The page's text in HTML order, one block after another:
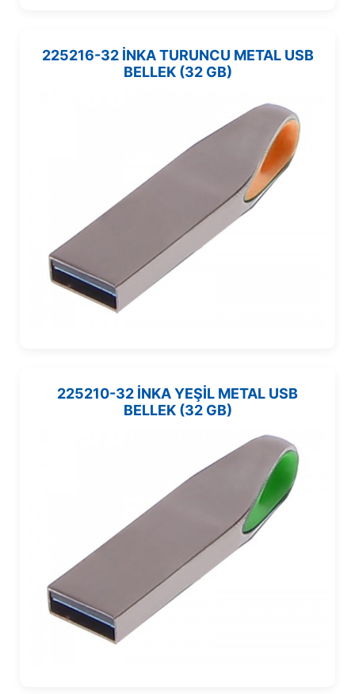
225216-32 İNKA TURUNCU METAL USB
BELLEK (32 GB)
225210-32 İNKA YEŞİL METAL USB
BELLEK (32 GB)